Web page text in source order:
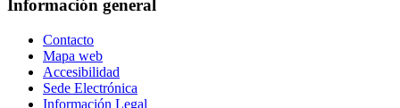
Información general
Contacto
Mapa web
Accesibilidad
Sede Electrónica
Información Legal